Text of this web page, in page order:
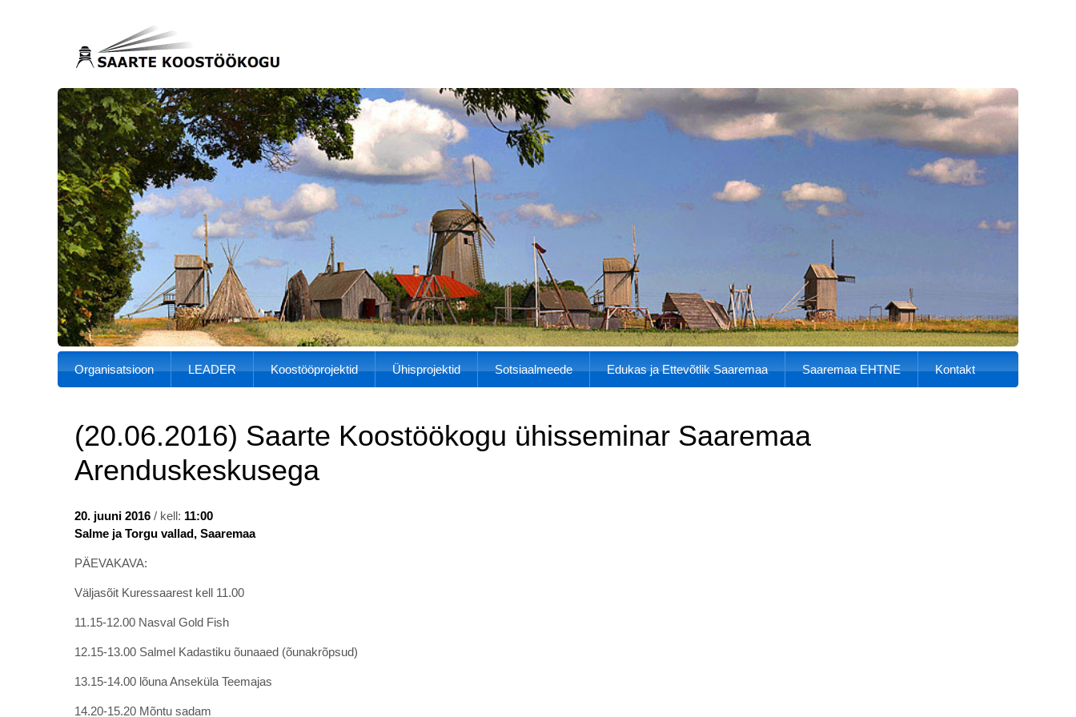
Organisatsioon LEADER Koostööprojektid Ühisprojektid Sotsiaalmeede Edukas ja Ettevõtlik Saaremaa Saaremaa EHTNE Kontakt
(20.06.2016) Saarte Koostöökogu ühisseminar Saaremaa
Arenduskeskusega
20. juuni 2016 / kell: 11:00
Salme ja Torgu vallad, Saaremaa
PÄEVAKAVA:
Väljasõit Kuressaarest kell 11.00
11.15-12.00 Nasval Gold Fish
12.15-13.00 Salmel Kadastiku õunaaed (õunakrõpsud)
13.15-14.00 lõuna Anseküla Teemajas
14.20-15.20 Mõntu sadam